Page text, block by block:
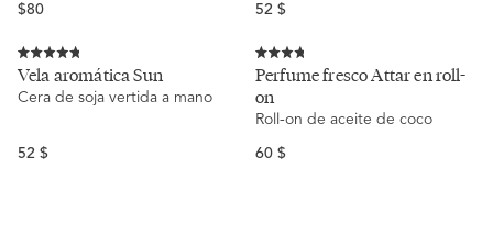
Regular
$80
Precio
52 $
Calificado
4.8
de
Vela aromática Sun
Cera de soja vertida a mano
Precio
52 $
Calificado
3.8
de
5
estrellas
Perfume fresco Attar en roll-
on
Roll-on de aceite de coco
Precio
60 $